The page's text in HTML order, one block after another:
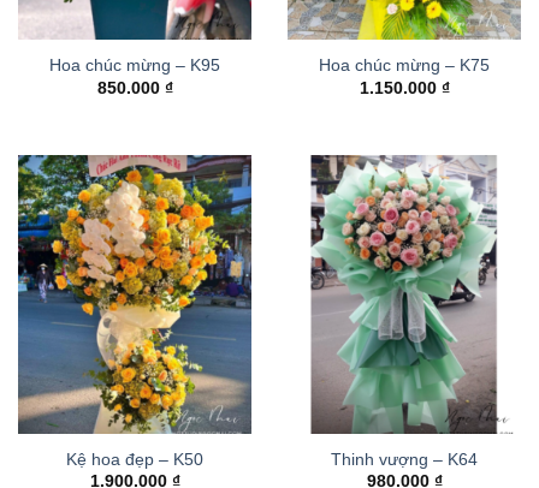
Hoa chúc mừng – K95
850.000 ₫
Hoa chúc mừng – K75
1.150.000 ₫
Kệ hoa đẹp – K50
1.900.000 ₫
Thinh vượng – K64
980.000 ₫